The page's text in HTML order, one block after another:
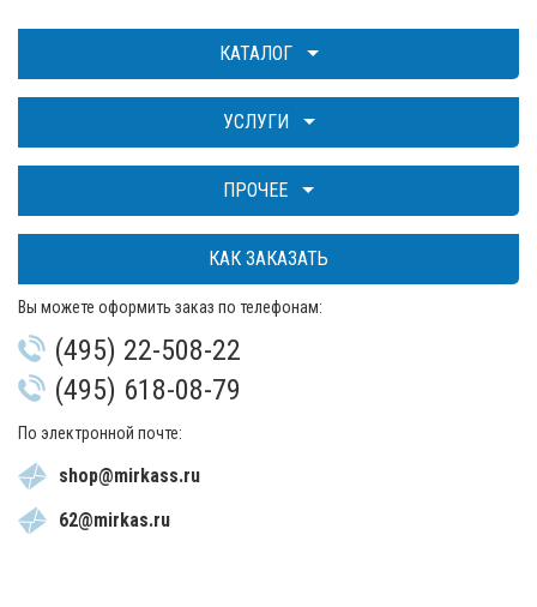
КАТАЛОГ
УСЛУГИ
ПРОЧЕЕ
КАК ЗАКАЗАТЬ
Вы можете оформить заказ по телефонам:
(495) 22-508-22
(495) 618-08-79
По электронной почте:
shop@mirkass.ru
62@mirkas.ru